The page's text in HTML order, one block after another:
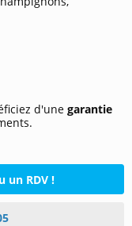
d'une garantie
un RDV !